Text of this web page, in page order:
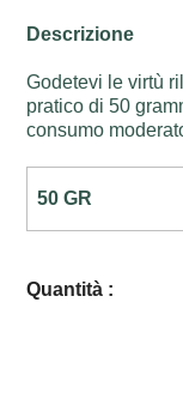
Descrizione
Godetevi le virtù
pratico di 50
consumo
Quantità :